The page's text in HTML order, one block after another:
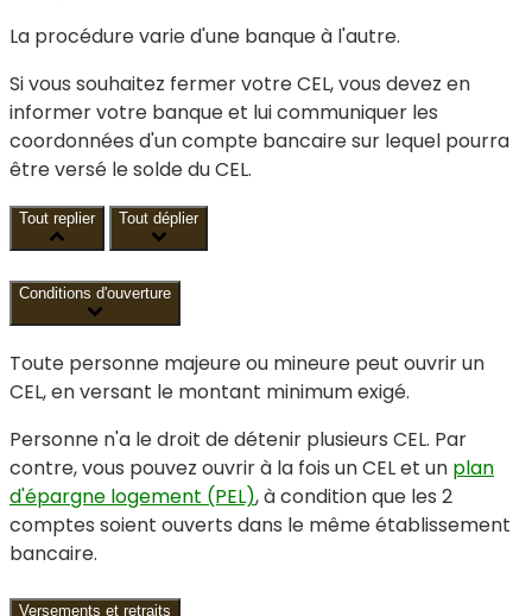
La procédure varie d'une banque à l'autre.
Si vous souhaitez fermer votre CEL, vous devez en
informer votre banque et lui communiquer les
coordonnées d'un compte bancaire sur lequel pourra
être versé le solde du CEL.
Tout replier Tout déplier
Conditions d'ouverture
Toute personne majeure ou mineure peut ouvrir un
CEL, en versant le montant minimum exigé.
Personne n'a le droit de détenir plusieurs CEL. Par
contre, vous pouvez ouvrir à la fois un CEL et un plan
d'épargne logement (PEL), à condition que les 2
comptes soient ouverts dans le même établissement
bancaire.
Versements et retraits